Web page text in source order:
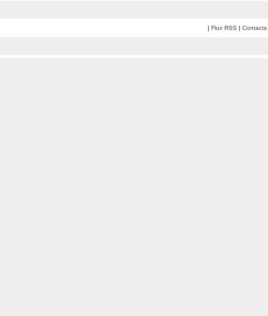
| Flux RSS | Contacts